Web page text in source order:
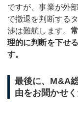
ですが、事業が外
で撤退を判断する
渉は難航します。
理的に判断を下せ
す。
最後に、M&A
由をお聞かせ